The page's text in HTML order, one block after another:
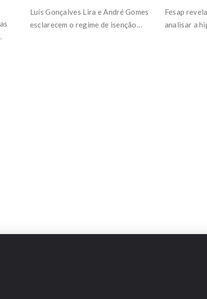
Luís Gonçalves Lira e André Gomes
esclarecem o regime de isenção…
Fesap
analisar a